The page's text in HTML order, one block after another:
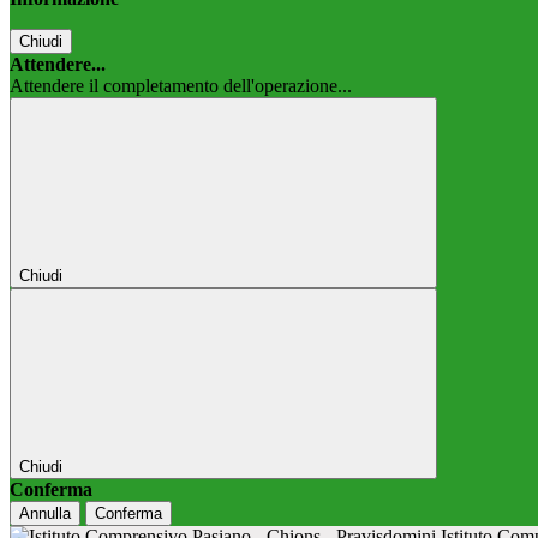
Chiudi
Attendere...
Attendere il completamento dell'operazione...
Chiudi
Chiudi
Conferma
Annulla Conferma